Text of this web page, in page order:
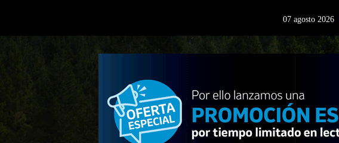
07 agosto 2026